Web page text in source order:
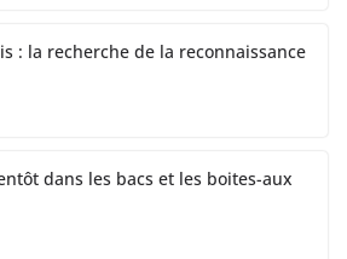
: la recherche de la reconnaissance
dans les bacs et les boites-aux